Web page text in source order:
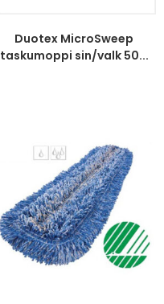
Duotex MicroSweep
taskumoppi sin/valk 50...